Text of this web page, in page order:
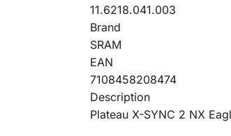
11.6218.041.003
Brand
SRAM
EAN
7108458208474
Description
Plateau X-SYNC 2 NX